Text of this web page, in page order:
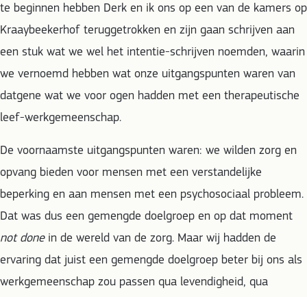
te beginnen hebben Derk en ik ons op een van de kamers op
Kraaybeekerhof teruggetrokken en zijn gaan schrijven aan
een stuk wat we wel het intentie-schrijven noemden, waarin
we vernoemd hebben wat onze uitgangspunten waren van
datgene wat we voor ogen hadden met een therapeutische
leef-werkgemeenschap.
De voornaamste uitgangspunten waren: we wilden zorg en
opvang bieden voor mensen met een verstandelijke
beperking en aan mensen met een psychosociaal probleem.
Dat was dus een gemengde doelgroep en op dat moment
not donein de wereld van de zorg. Maar wij hadden de
ervaring dat juist een gemengde doelgroep beter bij ons als
werkgemeenschap zou passen qua levendigheid, qua